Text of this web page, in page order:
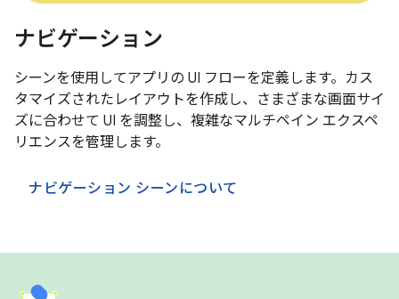
ナビゲーション
シーンを使用してアプリの UI フローを定義します。カス
タマイズされたレイアウトを作成し、さまざまな画面サイ
ズに合わせて UI を調整し、複雑なマルチペイン エクスペ
リエンスを管理します。
ナビゲーション シーンについて